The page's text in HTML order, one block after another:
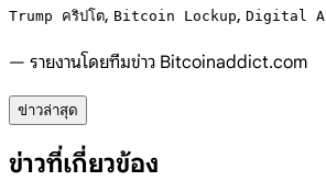
Trump คริปโต, Bitcoin Lockup, Digital
— รายงานโดยทีมข่าว Bitcoinaddict.com
ข่าวล่าสุด
ข่าวที่เกี่ยวข้อง